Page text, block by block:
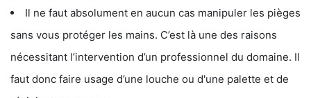
Il ne faut absolument en aucun cas manipuler les pièges
sans vous protéger les mains. C’est là une des raisons
nécessitant l’intervention d’un professionnel du domaine. Il
faut donc faire usage d’une louche ou d'une palette et de